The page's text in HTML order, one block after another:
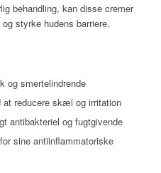
behandling, kan disse cremer
styrke hudens barriere.
og smertelindrende
reducere skæl og irritation
antibakteriel og fugtgivende
sine antiinflammatoriske